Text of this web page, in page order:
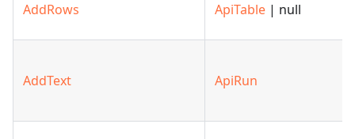
AddRows ApiTable | null
AddText ApiRun